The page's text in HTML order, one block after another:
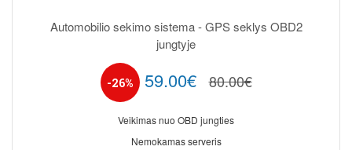
Automobilio sekimo sistema - GPS seklys OBD2
jungtyje
-26% 59.00€ 80.00€
Veikimas nuo OBD jungties
Nemokamas serveris